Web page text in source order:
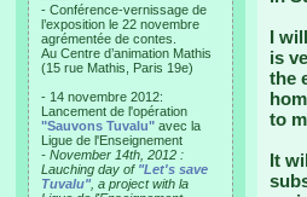
- Conférence-vernissage de
l’exposition le 22 novembre
agrémentée de contes.
Au Centre d’animation Mathis
(15 rue Mathis, Paris 19e)
- 14 novembre 2012:
Lancement de l'opération
"Sauvons Tuvalu" avec la
Ligue de l'Enseignement
- November 14th, 2012 :
Lauching day of "Let's save
Tuvalu", a project with la
I
is
the
to
It